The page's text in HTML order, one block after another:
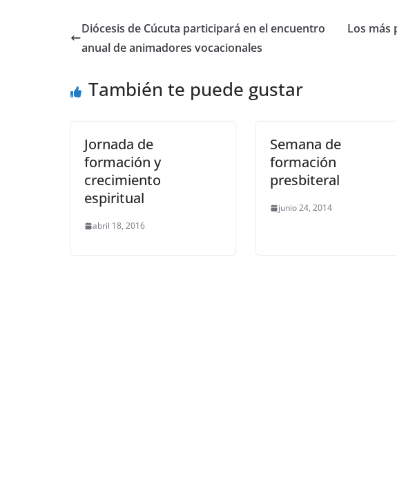
Diócesis de Cúcuta participará en el encuentro
anual de animadores vocacionales
Los más
También te puede gustar
Jornada de
formación y
crecimiento
espiritual
abril 18, 2016
Semana de
formación
presbiteral
junio 24, 2014